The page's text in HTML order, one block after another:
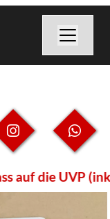
die UVP